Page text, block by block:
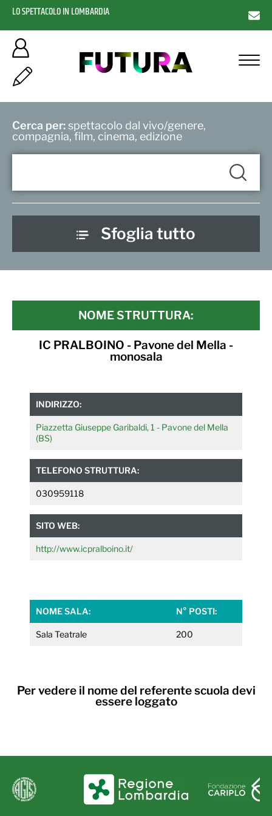
LO SPETTACOLO IN LOMBARDIA
Cerca per:spettacolo dal vivo/genere,
compagnia, film, cinema, edizione
Sfoglia tutto
NOME STRUTTURA:
IC PRALBOINO - Pavone del Mella -
monosala
INDIRIZZO:
Piazzetta Giuseppe Garibaldi, 1 - Pavone del Mella
(BS)
TELEFONO STRUTTURA:
030959118
SITO WEB:
http://www.icpralboino.it/
NOME SALA: N° POSTI:
Sala Teatrale 200
Per vedere il nome del referente scuola devi
essere loggato